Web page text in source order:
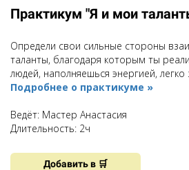
Практикум "Я и мои
Определи свои сильные стороны
таланты, благодаря которым ты
людей, наполняешься энергией,
Подробнее о практикуме »
Ведёт: Мастер Анастасия
Длительность: 2ч
Добавить в 🛒